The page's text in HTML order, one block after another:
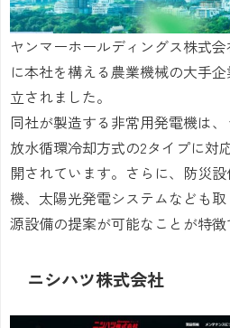
ヤンマーホールディングス株式
に本社を構える農業機械の大手
立されました。
同社が製造する非常用発電機は
放水循環冷却方式の2タイプに対
開されています。さらに、防災
機、太陽光発電システムなども
源設備の提案が可能なことが特徴
ニシハツ株式会社